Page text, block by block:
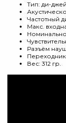
Тип: ди-
Частотный
Макс.
Разъём
Переходник
Вес: 312 гр.